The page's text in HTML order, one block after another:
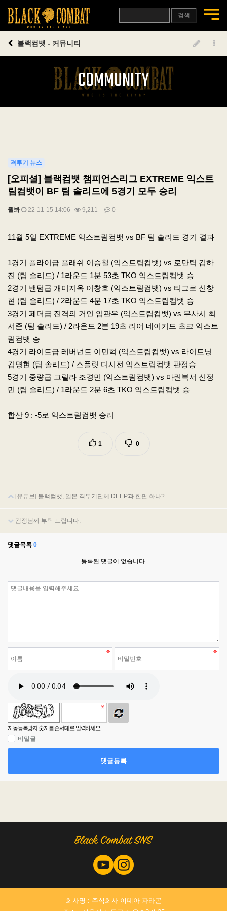
검색
블랙컴뱃 - 커뮤니티
COMMUNITY
격투기 뉴스
[오피셜] 블랙컴뱃 챔피언스리그 EXTREME 익스트
림컴뱃이 BF 팀 솔리드에 5경기 모두 승리
뭘봐 22-11-15 14:06 9,211 0
본문
11월 5일 EXTREME 익스트림컴뱃 vs BF 팀 솔리드 경기 결과
1경기 플라이급 플래쉬 이승철 (익스트림컴뱃) vs 로만틱 김하
진 (팀 솔리드) / 1라운드 1분 53초 TKO 익스트림컴뱃 승
2경기 밴텀급 개미지옥 이창호 (익스트림컴뱃) vs 티그로 신창
현 (팀 솔리드) / 2라운드 4분 17초 TKO 익스트림컴뱃 승
3경기 페더급 진격의 거인 임관우 (익스트림컴뱃) vs 무사시 최
서준 (팀 솔리드) / 2라운드 2분 19초 리어 네이키드 초크 익스트
림컴뱃 승
4경기 라이트급 레버넌트 이민혁 (익스트림컴뱃) vs 라이트닝
김명현 (팀 솔리드) / 스플릿 디시전 익스트림컴뱃 판정승
5경기 중량급 고릴라 조경민 (익스트림컴뱃) vs 마린복서 신정
민 (팀 솔리드) / 1라운드 2분 6초 TKO 익스트림컴뱃 승
합산 9 : -5로 익스트림컴뱃 승리
1 0
[유튜브] 블랙컴뱃, 일본 격투기단체 DEEP과 한판 하나?
검정님께 부탁 드립니다.
댓글목록 0
등록된 댓글이 없습니다.
자동등록방지 숫자를 순서대로 입력하세요.
비밀글
댓글등록
회사명 : 주식회사 이데아 파라곤